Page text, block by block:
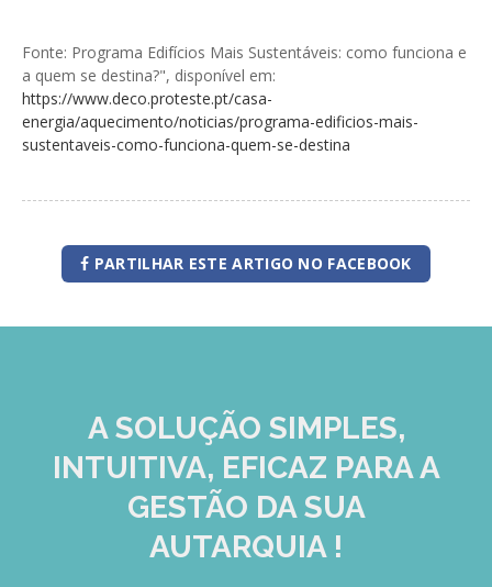
Fonte: Programa Edifícios Mais Sustentáveis: como funciona e
a quem se destina?", disponível em:
https://www.deco.proteste.pt/casa-
energia/aquecimento/noticias/programa-edificios-mais-
sustentaveis-como-funciona-quem-se-destina
PARTILHAR ESTE ARTIGO NO FACEBOOK
A SOLUÇÃO SIMPLES,
INTUITIVA, EFICAZ PARA A
GESTÃO DA SUA
AUTARQUIA !